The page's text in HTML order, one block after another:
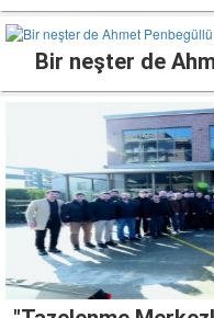
Bir neşter de